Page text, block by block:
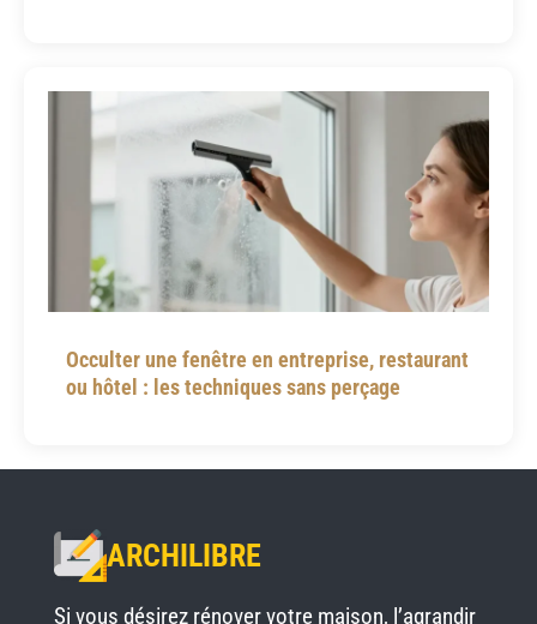
Occulter une fenêtre en entreprise, restaurant
ou hôtel : les techniques sans perçage
ARCHILIBRE
Si vous désirez rénover votre maison, l’agrandir